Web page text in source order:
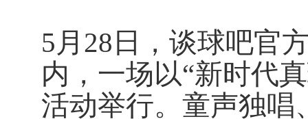
5 月 28 日，谈球吧官
内，一场以“新时代
活动举行。童声独唱